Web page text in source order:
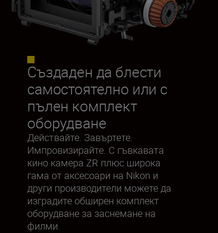
Създаден да блести
самостоятелно или с
пълен комплект
оборудване
Действайте. Завъртете.
Импровизирайте. С гъвкавата
кино камера ZR плюс широка
гама от аксесоари на Nikon и
други производители можете да
изградите обширен комплект
оборудване за заснемане на
филми.